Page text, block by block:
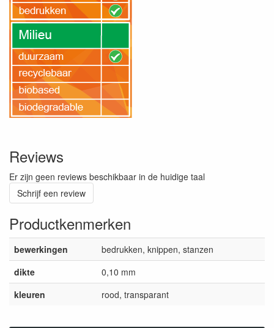
Reviews
Er zijn geen reviews beschikbaar in de huidige taal
Schrijf een review
Productkenmerken
bewerkingen
bedrukken, knippen, stanzen
dikte
0,10 mm
kleuren
rood, transparant